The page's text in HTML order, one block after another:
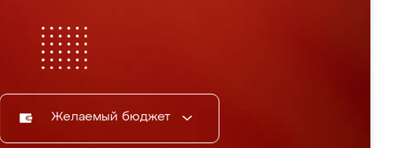
Желаемый бюджет